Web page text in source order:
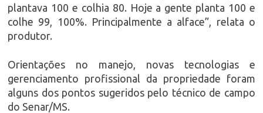
plantava 100 e colhia 80. Hoje a gente planta 100 e
colhe 99, 100%. Principalmente a alface”, relata o
produtor.
Orientações no manejo, novas tecnologias e
gerenciamento profissional da propriedade foram
alguns dos pontos sugeridos pelo técnico de campo
do Senar/MS.